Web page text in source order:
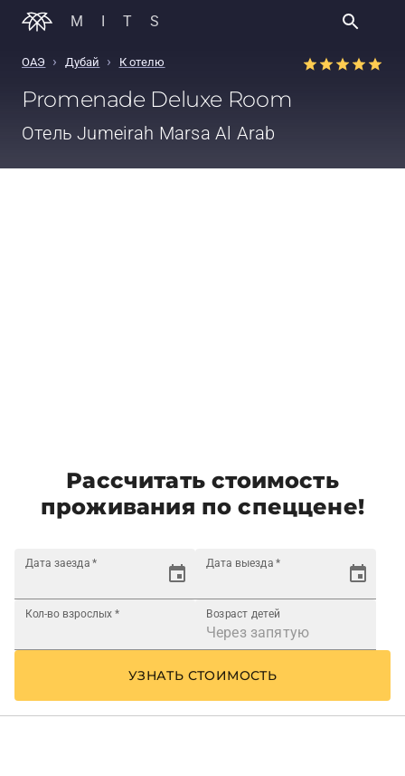
MITS
ОАЭ › Дубай › К отелю
Promenade Deluxe Room
ОтельJumeirah Marsa Al Arab
Рассчитать стоимость
проживания по спеццене!
Дата заезда * Дата выезда *
Кол-во взрослых * Возраст детей
УЗНАТЬ СТОИМОСТЬ